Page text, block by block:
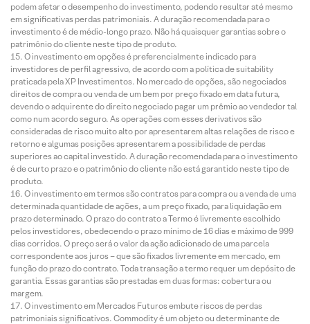
podem afetar o desempenho do investimento, podendo resultar até mesmo
em significativas perdas patrimoniais. A duração recomendada para o
investimento é de médio-longo prazo. Não há quaisquer garantias sobre o
patrimônio do cliente neste tipo de produto.
O investimento em opções é preferencialmente indicado para
investidores de perfil agressivo, de acordo com a política de suitability
praticada pela XP Investimentos. No mercado de opções, são negociados
direitos de compra ou venda de um bem por preço fixado em data futura,
devendo o adquirente do direito negociado pagar um prêmio ao vendedor tal
como num acordo seguro. As operações com esses derivativos são
consideradas de risco muito alto por apresentarem altas relações de risco e
retorno e algumas posições apresentarem a possibilidade de perdas
superiores ao capital investido. A duração recomendada para o investimento
é de curto prazo e o patrimônio do cliente não está garantido neste tipo de
produto.
O investimento em termos são contratos para compra ou a venda de uma
determinada quantidade de ações, a um preço fixado, para liquidação em
prazo determinado. O prazo do contrato a Termo é livremente escolhido
pelos investidores, obedecendo o prazo mínimo de 16 dias e máximo de 999
dias corridos. O preço será o valor da ação adicionado de uma parcela
correspondente aos juros – que são fixados livremente em mercado, em
função do prazo do contrato. Toda transação a termo requer um depósito de
garantia. Essas garantias são prestadas em duas formas: cobertura ou
margem.
O investimento em Mercados Futuros embute riscos de perdas
patrimoniais significativos. Commodity é um objeto ou determinante de